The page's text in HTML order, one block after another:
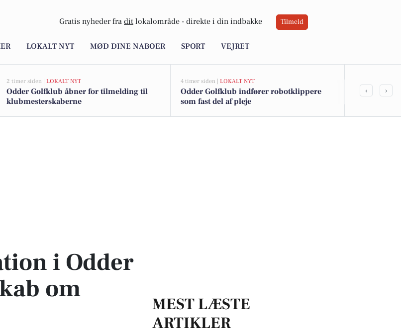
Gratis nyheder fra dit lokalområde - direkte i din indbakke Tilmeld
LOKALT NYT MØD DINE NABOER SPORT VEJRET
2 timer siden | LOKALT NYT
Odder Golfklub åbner for tilmelding til
klubmesterskaberne
4 timer siden | LOKALT NYT
Odder Golfklub indfører robotklippere
som fast del af pleje
‹ ›
i Odder
om
MEST LÆSTE
ARTIKLER